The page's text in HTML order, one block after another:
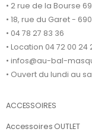
• 2 rue de la Bourse
• 18, rue du Garet -
• 04 78 27 83 36
• Location 04 72 00 24
• infos@au-bal-
• Ouvert du lundi au
ACCESSOIRES
Accessoires OUTLET